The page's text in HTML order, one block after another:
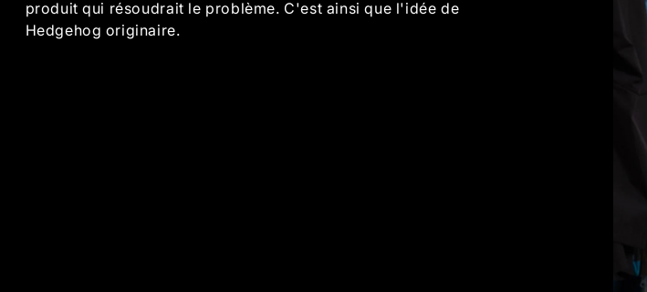
produit qui résoudrait le problème. C'est ainsi que l'idée de
Hedgehog originaire.